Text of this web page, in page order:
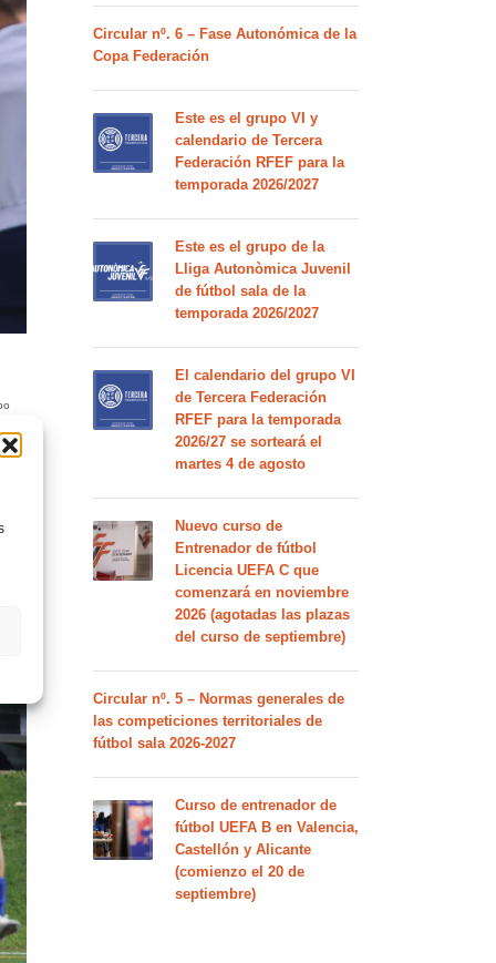
Circular nº. 6 – Fase Autonómica de la
Copa Federación
Este es el grupo VI y
calendario de Tercera
Federación RFEF para la
temporada 2026/2027
Este es el grupo de la
Lliga Autonòmica Juvenil
de fútbol sala de la
temporada 2026/2027
El calendario del grupo VI
de Tercera Federación
RFEF para la temporada
2026/27 se sorteará el
martes 4 de agosto
Nuevo curso de
Entrenador de fútbol
Licencia UEFA C que
comenzará en noviembre
2026 (agotadas las plazas
del curso de septiembre)
Circular nº. 5 – Normas generales de
las competiciones territoriales de
fútbol sala 2026-2027
Curso de entrenador de
fútbol UEFA B en Valencia,
Castellón y Alicante
(comienzo el 20 de
septiembre)